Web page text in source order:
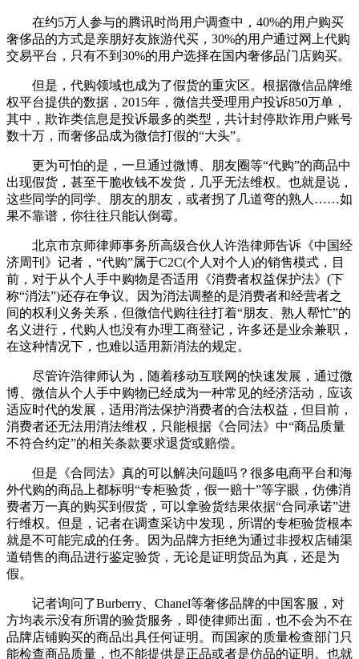
在约5万人参与的腾讯时尚用户调查中，40%的用户购买
奢侈品的方式是亲朋好友旅游代买，30%的用户通过网上代购
交易平台，只有不到30%的用户选择在国内奢侈品门店购买。
但是，代购领域也成为了假货的重灾区。根据微信品牌维
权平台提供的数据，2015年，微信共受理用户投诉850万单，
其中，欺诈类信息是投诉最多的类型，共计封停欺诈用户账号
数十万，而奢侈品成为微信打假的“大头”。
更为可怕的是，一旦通过微博、朋友圈等“代购”的商品中
出现假货，甚至干脆收钱不发货，几乎无法维权。也就是说，
这些同学的同学、朋友的朋友，或者拐了几道弯的熟人……如
果不靠谱，你往往只能认倒霉。
北京市京师律师事务所高级合伙人许浩律师告诉《中国经
济周刊》记者，“代购”属于C2C(个人对个人)的销售模式，目
前，对于从个人手中购物是否适用《消费者权益保护法》(下
称“消法”)还存在争议。因为消法调整的是消费者和经营者之
间的权利义务关系，但微信代购往往打着“朋友、熟人帮忙”的
名义进行，代购人也没有办理工商登记，许多还是业余兼职，
在这种情况下，也难以适用新消法的规定。
尽管许浩律师认为，随着移动互联网的快速发展，通过微
博、微信从个人手中购物已经成为一种常见的经济活动，应该
适应时代的发展，适用消法保护消费者的合法权益，但目前，
消费者还无法用消法维权，只能根据《合同法》中“商品质量
不符合约定”的相关条款要求退货或赔偿。
但是《合同法》真的可以解决问题吗？很多电商平台和海
外代购的商品上都标明“专柜验货，假一赔十”等字眼，仿佛消
费者万一真的购买到假货，可以拿验货结果依据“合同承诺”进
行维权。但是，记者在调查采访中发现，所谓的专柜验货根本
就是不可能完成的任务。因为品牌方拒绝为通过非授权店铺渠
道销售的商品进行鉴定验货，无论是证明货品为真，还是为
假。
记者询问了Burberry、Chanel等奢侈品牌的中国客服，对
方均表示没有所谓的验货服务，即使律师出面，也不会为不在
品牌店铺购买的商品出具任何证明。而国家的质量检查部门只
能检查商品质量，也不能提供是正品或者是仿品的证明。也就